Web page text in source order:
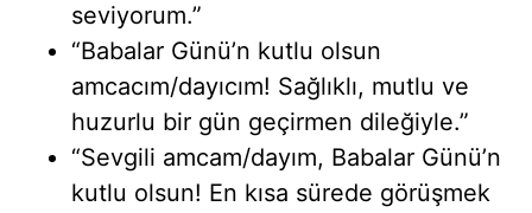
seviyorum.”
“Babalar Günü’n kutlu olsun
amcacım/dayıcım! Sağlıklı, mutlu ve
huzurlu bir gün geçirmen dileğiyle.”
“Sevgili amcam/dayım, Babalar Günü’n
kutlu olsun! En kısa sürede görüşmek